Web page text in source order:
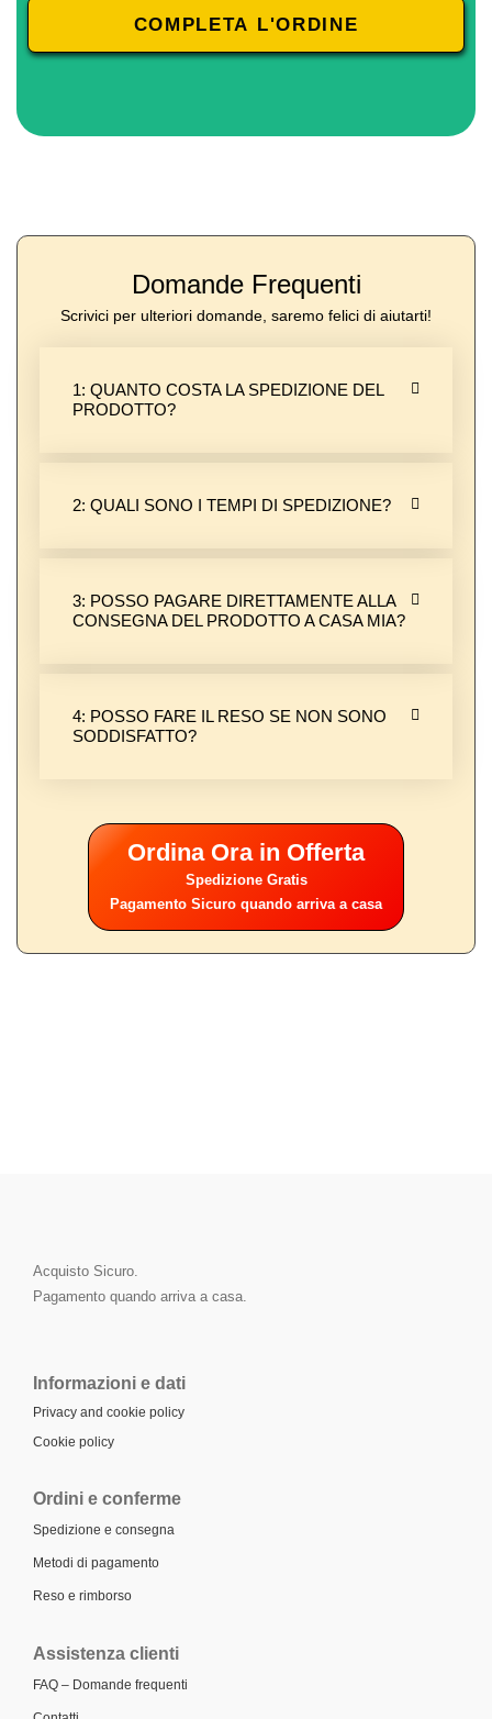
Domande Frequenti
Scrivici per ulteriori domande, saremo felici di aiutarti!
1: QUANTO COSTA LA SPEDIZIONE DEL
PRODOTTO?
2: QUALI SONO I TEMPI DI SPEDIZIONE?
3: POSSO PAGARE DIRETTAMENTE ALLA
CONSEGNA DEL PRODOTTO A CASA MIA?
4: POSSO FARE IL RESO SE NON SONO
SODDISFATTO?
Ordina Ora in Offerta
Spedizione Gratis
Pagamento Sicuro quando arriva a casa
Acquisto Sicuro.
Pagamento quando arriva a casa.
Informazioni e dati
Privacy and cookie policy
Cookie policy
Ordini e conferme
Spedizione e consegna
Metodi di pagamento
Reso e rimborso
Assistenza clienti
FAQ – Domande frequenti